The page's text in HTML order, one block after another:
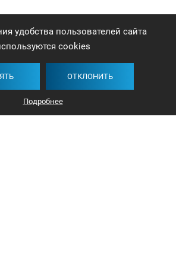
удобства пользователей сайта
cookies
ОТКЛОНИТЬ
Подробнее